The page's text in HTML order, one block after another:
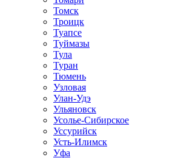
Томск
Троицк
Туапсе
Туймазы
Тула
Туран
Тюмень
Узловая
Улан-Удэ
Ульяновск
Усолье-Сибирское
Уссурийск
Усть-Илимск
Уфа